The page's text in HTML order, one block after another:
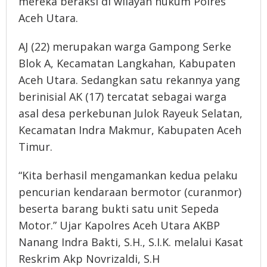
Aceh Utara.
AJ (22) merupakan warga Gampong Serke
Blok A, Kecamatan Langkahan, Kabupaten
Aceh Utara. Sedangkan satu rekannya yang
berinisial AK (17) tercatat sebagai warga
asal desa perkebunan Julok Rayeuk Selatan,
Kecamatan Indra Makmur, Kabupaten Aceh
Timur.
“Kita berhasil mengamankan kedua pelaku
pencurian kendaraan bermotor (curanmor)
beserta barang bukti satu unit Sepeda
Motor.” Ujar Kapolres Aceh Utara AKBP
Nanang Indra Bakti, S.H., S.I.K. melalui Kasat
Reskrim Akp Novrizaldi, S.H